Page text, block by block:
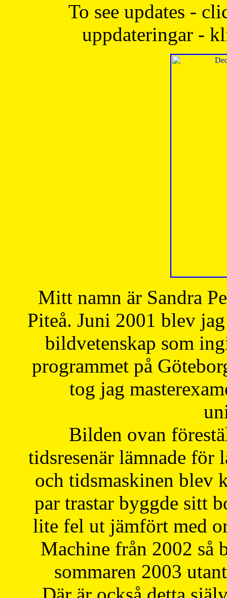
To see updates -
uppdateringar -
Mitt namn är Sandra
Piteå. Juni 2001 blev
bildvetenskap som
programmet på
tog jag
Bilden ovan
tidsresenär lämnade för
och tidsmaskinen blev
par trastar byggde sitt
lite fel ut jämfört med
Machine från 2002 så
sommaren 2003